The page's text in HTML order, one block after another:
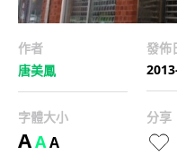
作者
唐美鳳
發佈
字體大小
AAA
分享